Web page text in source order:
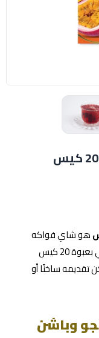
هو شاي فواكه
من لافينا بنكهة المانجو والباشن فروت، يأتي بعبوة 20 كيس
ساخنًا أو
وباشن